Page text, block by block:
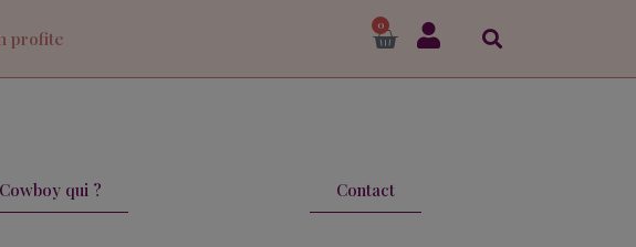
profite
0
Cowboy qui ? Contact